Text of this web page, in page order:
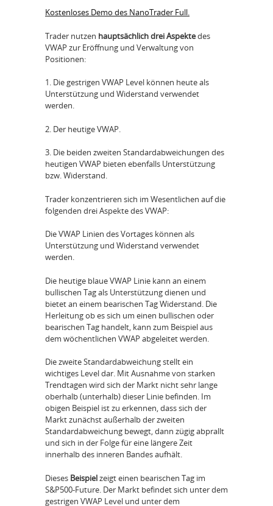
Kostenloses Demo des NanoTrader Full.
Trader nutzen hauptsächlich drei Aspektedes
VWAP zur Eröffnung und Verwaltung von
Positionen:
1. Die gestrigen VWAP Level können heute als
Unterstützung und Widerstand verwendet
werden.
2. Der heutige VWAP.
3. Die beiden zweiten Standardabweichungen des
heutigen VWAP bieten ebenfalls Unterstützung
bzw. Widerstand.
Trader konzentrieren sich im Wesentlichen auf die
folgenden drei Aspekte des VWAP:
Die VWAP Linien des Vortages können als
Unterstützung und Widerstand verwendet
werden.
Die heutige blaue VWAP Linie kann an einem
bullischen Tag als Unterstützung dienen und
bietet an einem bearischen Tag Widerstand. Die
Herleitung ob es sich um einen bullischen oder
bearischen Tag handelt, kann zum Beispiel aus
dem wöchentlichen VWAP abgeleitet werden.
Die zweite Standardabweichung stellt ein
wichtiges Level dar. Mit Ausnahme von starken
Trendtagen wird sich der Markt nicht sehr lange
oberhalb (unterhalb) dieser Linie befinden. Im
obigen Beispiel ist zu erkennen, dass sich der
Markt zunächst außerhalb der zweiten
Standardabweichung bewegt, dann zügig abprallt
und sich in der Folge für eine längere Zeit
innerhalb des inneren Bandes aufhält.
Dieses Beispielzeigt einen bearischen Tag im
S&P500-Future. Der Markt befindet sich unter dem
gestrigen VWAP Level und unter dem